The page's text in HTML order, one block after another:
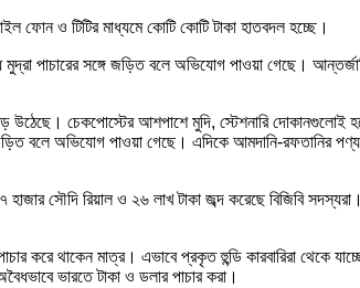
ফোন ও টিটির মাধ্যমে কোটি কোটি টাকা হাতবদল হচ্ছে।
মুদ্রা পাচারের সঙ্গে জড়িত বলে অভিযোগ পাওয়া গেছে।
উঠেছে। চেকপোস্টের আশপাশে মুদি, স্টেশনারি দোকানগুলোই
বলে অভিযোগ পাওয়া গেছে। এদিকে আমদানি-রফতানির
সৌদি রিয়াল ও ২৬ লাখ টাকা জব্দ করেছে বিজিবি
করে থাকেন মাত্র। এভাবে প্রকৃত হুন্ডি কারবারিরা থেকে
ভারতে টাকা ও ডলার পাচার করা।